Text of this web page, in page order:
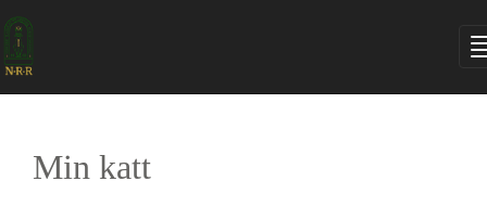
Min katt